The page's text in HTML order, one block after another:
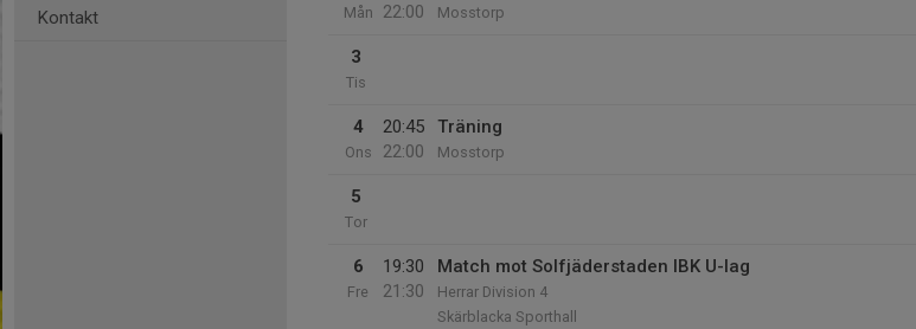
Kontakt Mån
22:00
Mosstorp
3
Tis
4
Ons
20:45
22:00
Träning
Mosstorp
5
Tor
6
Fre
19:30
21:30
Match mot Solfjäderstaden IBK U-lag
Herrar Division 4
Skärblacka Sporthall